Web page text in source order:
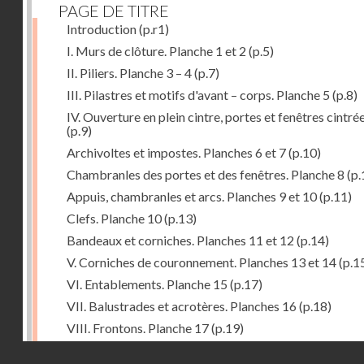
PAGE DE TITRE
Introduction(p.r1)
I. Murs de clôture. Planche 1 et 2 (p.5)
II. Piliers. Planche 3 – 4(p.7)
III. Pilastres et motifs d'avant – corps. Planche 5 (p.8)
IV. Ouverture en plein cintre, portes et fenêtres
(p.9)
Archivoltes et impostes. Planches 6 et 7(p.10)
Chambranles des portes et des fenêtres. Planche 8
Appuis, chambranles et arcs. Planches 9 et 10(p.11)
Clefs. Planche 10(p.13)
Bandeaux et corniches. Planches 11 et 12 (p.14)
V. Corniches de couronnement. Planches 13 et 14
VI. Entablements. Planche 15 (p.17)
VII. Balustrades et acrotères. Planches 16 (p.18)
VIII. Frontons. Planche 17(p.19)